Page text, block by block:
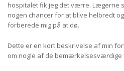
hospitalet fik jeg det værre. Lægerne
nogen chancer for at blive helbredt
forberede mig på at dø.
Dette er en kort beskrivelse af min
om nogle af de bemærkelsesværdige